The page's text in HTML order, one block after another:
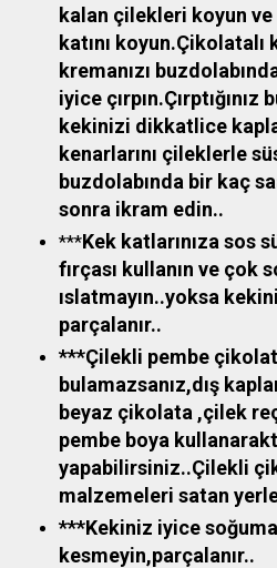
kalan çilekleri koyun
katını koyun.Çikolatalı
kremanızı
iyice çırpın.Çırptığınız
kekinizi dikkatlice
kenarlarını çileklerle
buzdolabında bir kaç
sonra ikram edin..
***Kek katlarınıza sos
fırçası kullanın ve çok
ıslatmayın..yoksa
parçalanır..
***Çilekli pembe
bulamazsanız,dış
beyaz çikolata ,çilek
pembe boya
yapabilirsiniz..Çilekli
malzemeleri satan
***Kekiniz iyice
kesmeyin,parçalanır..